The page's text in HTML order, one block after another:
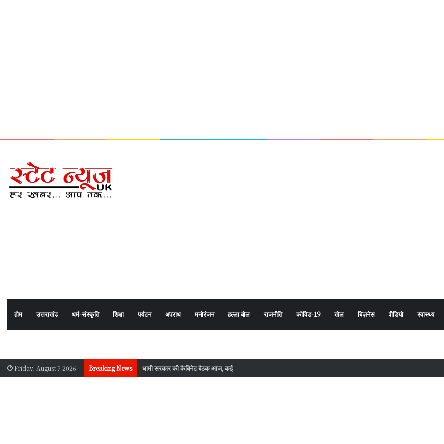
होम उत्तराखंड धर्म-संस्कृति शिक्षा पर्यटन अपराध मनोरंजन हल्ला बोल राजनीति कोविड-19 खेल बिज़नेस वीडियो स्वास्थ्य
Friday, August 7 2026 Breaking News धामी सरकार की कैबिनेट बैठक आज, कई अहम मुद्दों पर हो सकता है फैसला